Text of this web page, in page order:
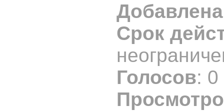
Добавлена
Срок
Голосов: 0